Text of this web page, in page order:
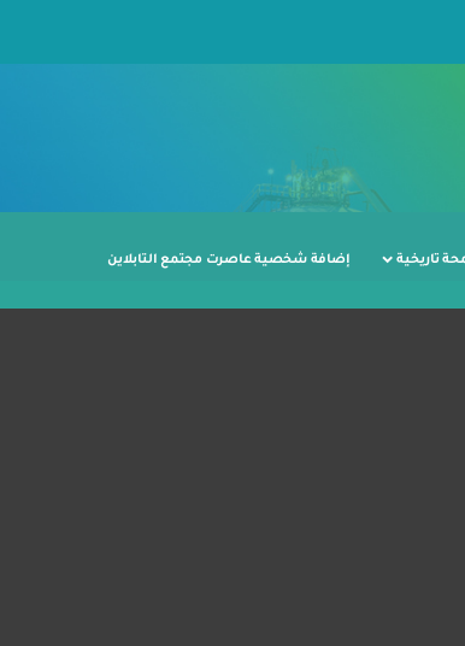
تاريخية إضافة شخصية عاصرت مجتمع التابلاين